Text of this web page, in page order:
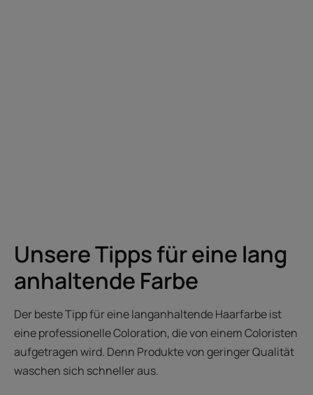
Unsere Tipps für eine lang
anhaltende Farbe
Der beste Tipp für eine langanhaltende Haarfarbe ist
eine professionelle Coloration, die von einem Coloristen
aufgetragen wird. Denn Produkte von geringer Qualität
waschen sich schneller aus.